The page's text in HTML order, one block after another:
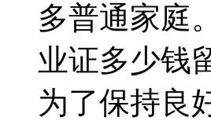
多普通家庭
业证多少钱
为了保持良